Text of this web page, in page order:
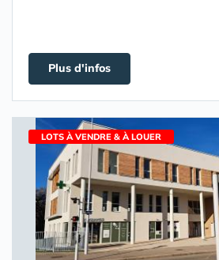
Plus d'infos
LOTS À VENDRE & À LOUER